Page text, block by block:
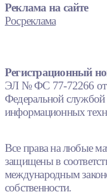
Реклама на сайте
Росреклама
Регистрационный
ЭЛ № ФС 77-72266 от
Федеральной службой
информационных
Все права на любые
защищены в
международным
собственности.